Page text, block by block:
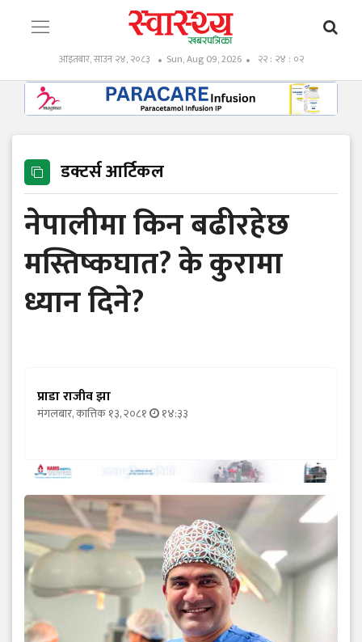
आइतबार, साउन २४, २०८३ Sun, Aug 09, 2026 २२ : २४ : ०३
डक्टर्स आर्टिकल
नेपालीमा किन बढीरहेछ
मस्तिष्कघात? के कुरामा
ध्यान दिने?
प्राडा राजीव झा
मंगलबार, कात्तिक १३, २०८१ १४:३३